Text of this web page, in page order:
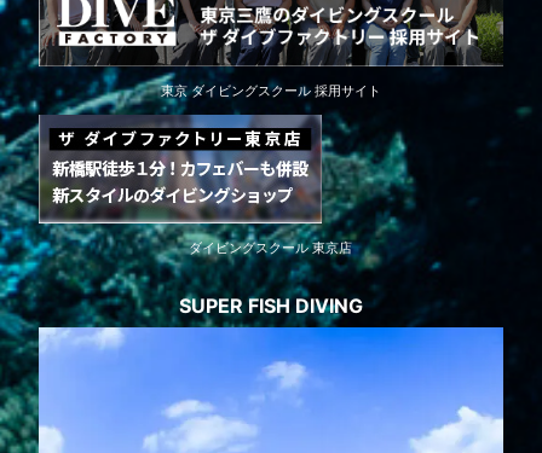
東京 ダイビングスクール 採用サイト
ダイビングスクール 東京店
SUPER FISH DIVING